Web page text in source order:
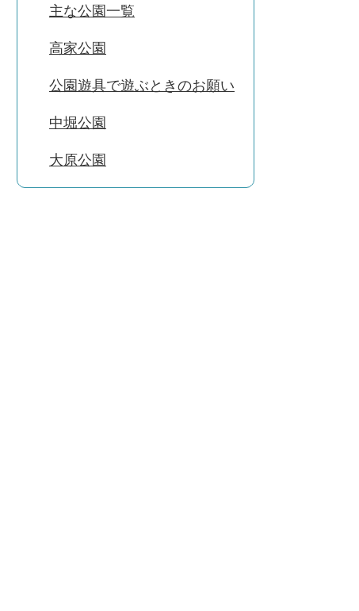
主な公園一覧
高家公園
公園遊具で遊ぶときのお願い
中堀公園
大原公園